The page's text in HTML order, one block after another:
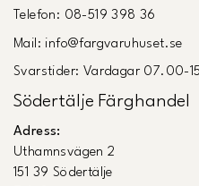
Telefon: 08-519 398 36
Mail: info@fargvaruhuset.se
Svarstider: Vardagar 07.00-
Södertälje Färghandel
Adress:
Uthamnsvägen 2
151 39 Södertälje